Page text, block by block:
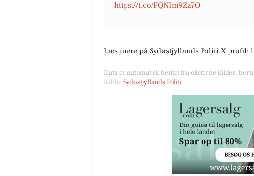
https://t.co/FQNIm9Zz7O
Læs mere på Sydøstjyllands Politi X profil:
Data er automatisk hentet fra eksterne kilder,
Kilde: Sydøstjyllands Politi